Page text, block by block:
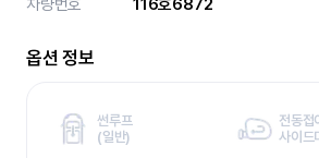
차량번호
116호6872
옵션 정보
썬루프
(일반)
전동접
사이드